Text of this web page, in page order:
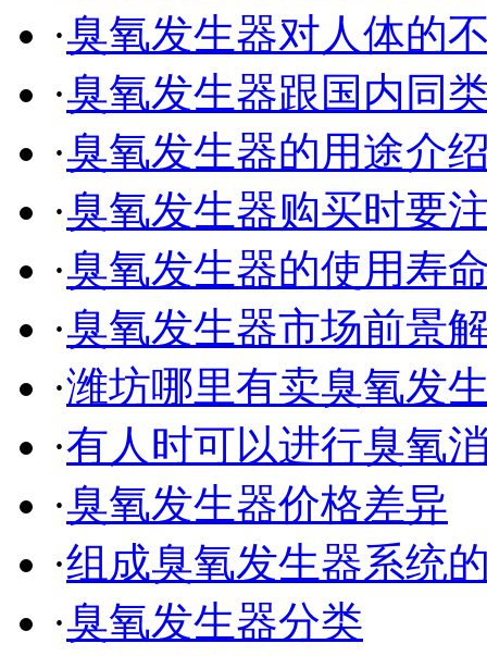
·臭氧发生器对人体的
·臭氧发生器跟国内同
·臭氧发生器的用途介
·臭氧发生器购买时要
·臭氧发生器的使用寿
·臭氧发生器市场前景
·潍坊哪里有卖臭氧发
·有人时可以进行臭氧
·臭氧发生器价格差异
·组成臭氧发生器系统
·臭氧发生器分类